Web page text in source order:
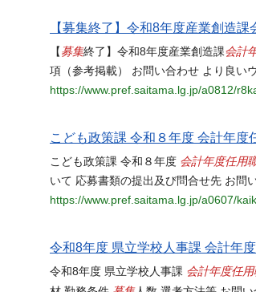
【募集終了】令和8年度産業創造
【 募集終了】令和8年度産業創造課会計
項（参考掲載） お問い合わせ より良い
https://www.pref.saitama.lg.jp/a0812/
こども政策課 令和８年度 会計年度
こども政策課 令和８年度 会計年度任用
いて 応募書類の提出及び問合せ先 お問
https://www.pref.saitama.lg.jp/a0607/
令和8年度 県立学校人事課 会計年
令和8年度 県立学校人事課 会計年度任